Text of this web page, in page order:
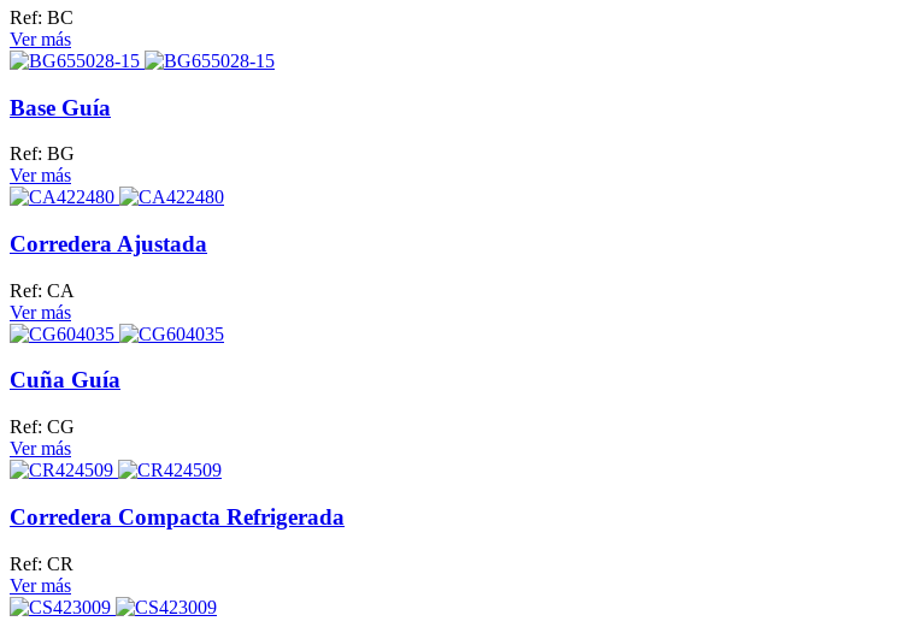
Ref: BC
Ver más
Base Guía
Ref: BG
Ver más
Corredera Ajustada
Ref: CA
Ver más
Cuña Guía
Ref: CG
Ver más
Corredera Compacta Refrigerada
Ref: CR
Ver más